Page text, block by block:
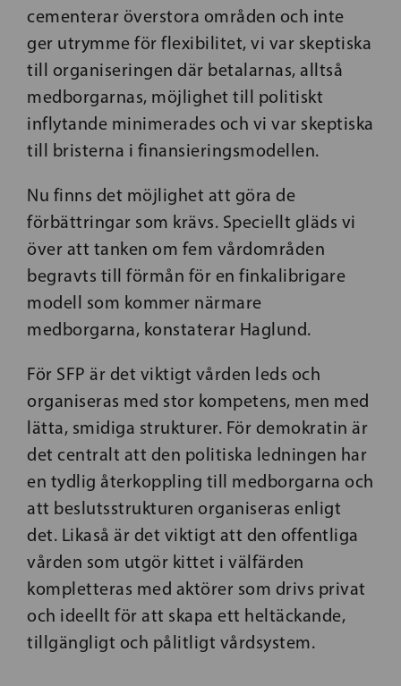
cementerar överstora områden och inte
ger utrymme för flexibilitet, vi var skeptiska
till organiseringen där betalarnas, alltså
medborgarnas, möjlighet till politiskt
inflytande minimerades och vi var skeptiska
till bristerna i finansieringsmodellen.
Nu finns det möjlighet att göra de
förbättringar som krävs. Speciellt gläds vi
över att tanken om fem vårdområden
begravts till förmån för en finkalibrigare
modell som kommer närmare
medborgarna, konstaterar Haglund.
För SFP är det viktigt vården leds och
organiseras med stor kompetens, men med
lätta, smidiga strukturer. För demokratin är
det centralt att den politiska ledningen har
en tydlig återkoppling till medborgarna och
att beslutsstrukturen organiseras enligt
det. Likaså är det viktigt att den offentliga
vården som utgör kittet i välfärden
kompletteras med aktörer som drivs privat
och ideellt för att skapa ett heltäckande,
tillgängligt och pålitligt vårdsystem.